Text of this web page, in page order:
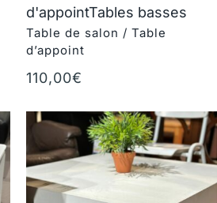
d'appointTables basses
Table de salon / Table
d’appoint
110,00€